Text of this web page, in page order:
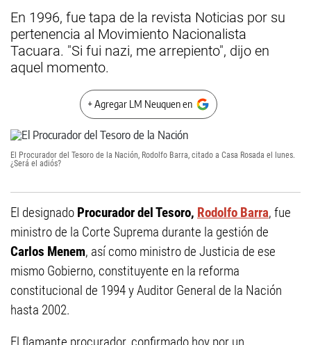
En 1996, fue tapa de la revista Noticias por su
pertenencia al Movimiento Nacionalista
Tacuara. "Si fui nazi, me arrepiento", dijo en
aquel momento.
+ Agregar LM Neuquen en
El Procurador del Tesoro de la Nación, Rodolfo Barra, citado a Casa Rosada el lunes.
¿Será el adiós?
El designado Procurador del Tesoro, Rodolfo Barra, fue
ministro de la Corte Suprema durante la gestión de
Carlos Menem, así como ministro de Justicia de ese
mismo Gobierno, constituyente en la reforma
constitucional de 1994 y Auditor General de la Nación
hasta 2002.